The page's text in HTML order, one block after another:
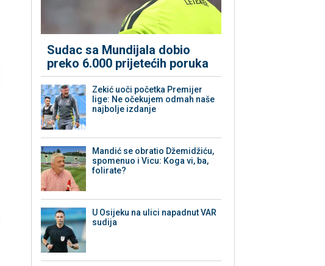
Sudac sa Mundijala dobio
preko 6.000 prijetećih poruka
Zekić uoči početka Premijer
lige: Ne očekujem odmah naše
najbolje izdanje
Mandić se obratio Džemidžiću,
spomenuo i Vicu: Koga vi, ba,
folirate?
U Osijeku na ulici napadnut VAR
sudija